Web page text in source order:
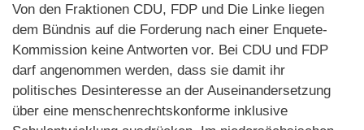
Von den Fraktionen CDU, FDP und Die Linke liegen
dem Bündnis auf die Forderung nach einer Enquete-
Kommission keine Antworten vor. Bei CDU und FDP
darf angenommen werden, dass sie damit ihr
politisches Desinteresse an der Auseinandersetzung
über eine menschenrechtskonforme inklusive